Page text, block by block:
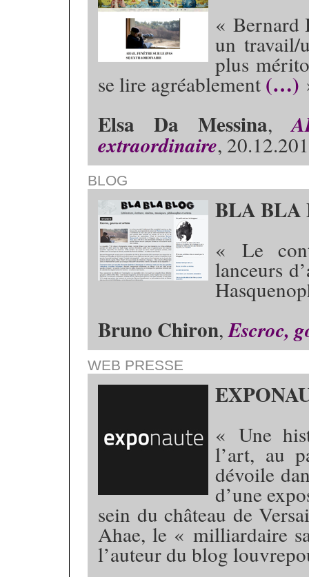
« Bernard
un travail/
plus
se lire agréablement (…)
Elsa Da Messina,
extraordinaire,
BLOG
BLA BLA
« Le
lanceurs
Bruno Chiron,Escroc,
WEB PRESSE
« Une
l’art, au
dévoile
d’une
sein du château de
Ahae, le « milliardaire
l’auteur du blog